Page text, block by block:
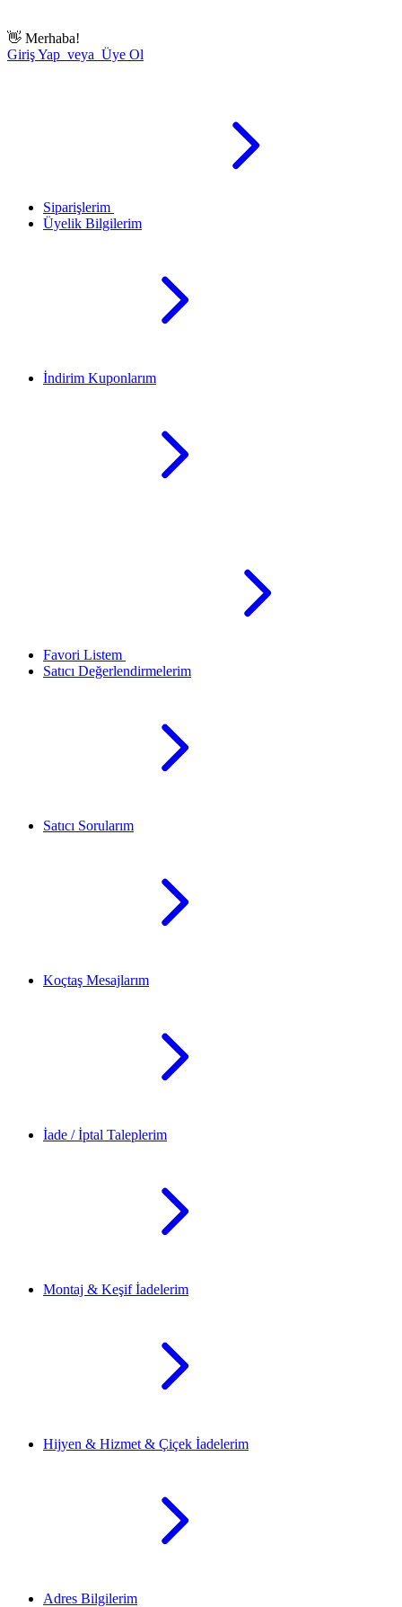
👋 Merhaba!
Giriş Yap veya Üye Ol
Siparişlerim
Üyelik Bilgilerim
İndirim Kuponlarım
Favori Listem
Satıcı Değerlendirmelerim
Satıcı Sorularım
Koçtaş Mesajlarım
İade / İptal Taleplerim
Montaj & Keşif İadelerim
Hijyen & Hizmet & Çiçek İadelerim
Adres Bilgilerim